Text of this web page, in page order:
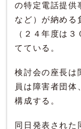
の特定電話提供
など）が納める
（２４年度は
てている。
検討会の座長は
員は障害者団体
構成する。
同日発表された